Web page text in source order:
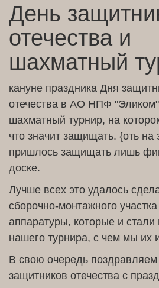
День
отечества и
шахматный
кануне праздника Дня
отечества в АО НПФ
шахматный турнир, на
что значит защищать. {оть на
пришлось защищать лишь
доске.
Лучше всех это удалось
сборочно-монтажного
аппаратуры, которые и
нашего турнира, с чем мы их
В свою очередь
защитников отечества с